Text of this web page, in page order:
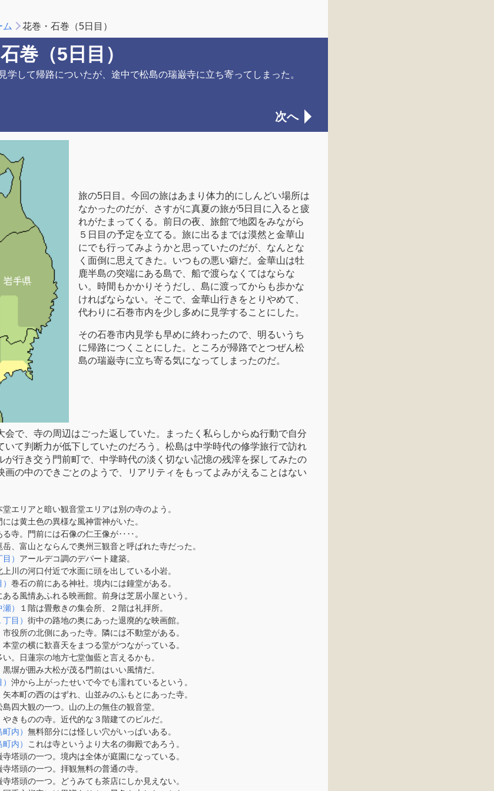
ム 花巻・石巻（5日目）
巻（5日目）
学して帰路についたが、途中で松島の瑞巌寺に立ち寄ってしまった。
次へ
旅の5日目。今回の旅はあまり体力的にしんどい場所は
なかったのだが、さすがに真夏の旅が5日目に入ると疲
れがたまってくる。前日の夜、旅館で地図をみながら
５日目の予定を立てる。旅に出るまでは漠然と金華山
にでも行ってみようかと思っていたのだが、なんとな
く面倒に思えてきた。いつもの悪い癖だ。金華山は牡
鹿半島の突端にある島で、船で渡らなくてはならな
い。時間もかかりそうだし、島に渡ってからも歩かな
ければならない。そこで、金華山行きをとりやめて、
代わりに石巻市内を少し多めに見学することにした。
その石巻市内見学も早めに終わったので、明るいうち
に帰路につくことにした。ところが帰路でとつぜん松
島の瑞巌寺に立ち寄る気になってしまったのだ。
会で、寺の周辺はごった返していた。まったく私らしからぬ行動で自分
いて判断力が低下していたのだろう。松島は中学時代の修学旅行で訪れ
が行き交う門前町で、中学時代の淡く切ない記憶の残滓を探してみたの
画の中のできごとのようで、リアリティをもってよみがえることはない
堂エリアと暗い観音堂エリアは別の寺のよう。
には黄土色の異様な風神雷神がいた。
る寺。門前には石像の仁王像が‥‥。
岳、富山とならんで奥州三観音と呼ばれた寺だった。
） アールデコ調のデパート建築。
上川の河口付近で水面に頭を出している小岩。
巻石の前にある神社。境内には鐘堂がある。
ある風情あふれる映画館。前身は芝居小屋という。
）
１階は畳敷きの集会所、２階は礼拝所。
目） 街中の路地の奥にあった退廃的な映画館。
市役所の北側にあった寺。隣には不動堂がある。
本堂の横に歓喜天をまつる堂がつながっている。
い。日蓮宗の地方七堂伽藍と言えるかも。
黒塀が囲み大松が茂る門前はいい風情だ。
沖から上がったせいで今でも濡れているという。
矢本町の西のはずれ、山並みのふもとにあった寺。
島四大観の一つ。山の上の無住の観音堂。
やきものの寺。近代的な３階建てのビルだ。
内） 無料部分には怪しい穴がいっぱいある。
内）
これは寺というより大名の御殿であろう。
寺塔頭の一つ。境内は全体が庭園になっている。
寺塔頭の一つ。拝観無料の普通の寺。
寺塔頭の一つ。どうみても茶店にしか見えない。